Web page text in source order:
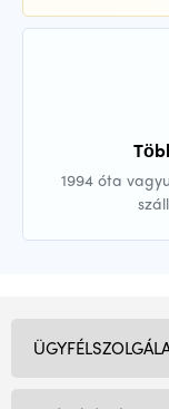
1994 óta